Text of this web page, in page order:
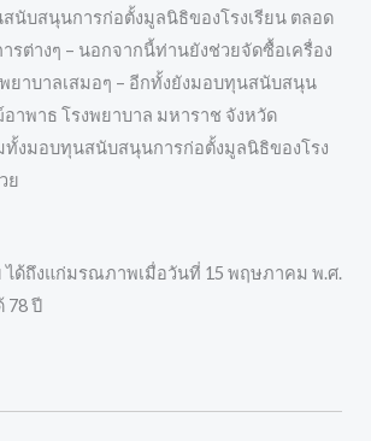
นับสนุนการก่อตั้งมูลนิธิของโรงเรียน ตลอด
รต่างๆ – นอกจากนี้ท่านยังช่วยจัดซื้อเครื่อง
ยาบาลเสมอๆ – อีกทั้งยังมอบทุนสนับสนุน
าพาธ โรงพยาบาล มหาราช จังหวัด
ทั้งมอบทุนสนับสนุนการก่อตั้งมูลนิธิของโรง
ย
ได้ถึงแก่มรณภาพเมื่อวันที่ 15 พฤษภาคม พ.ศ.
78 ปี